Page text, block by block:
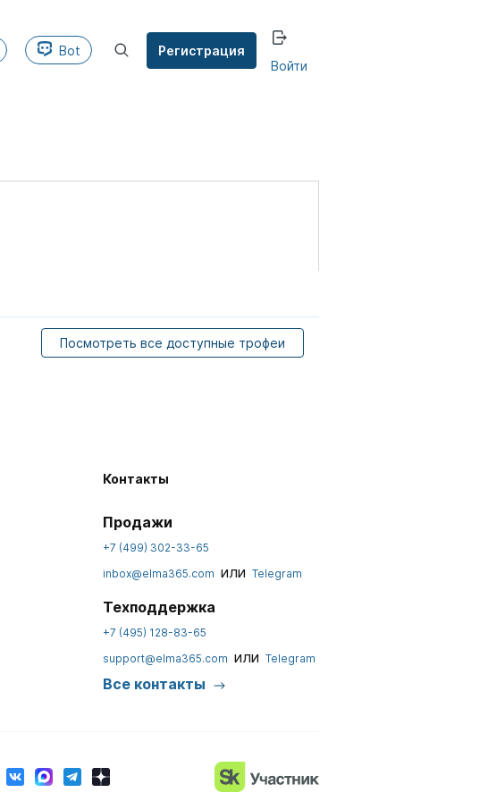
Bot
Регистрация
Войти
Посмотреть все доступные трофеи
Контакты
Продажи
+7 (499) 302-33-65
inbox@elma365.com или Telegram
Техподдержка
+7 (495) 128-83-65
support@elma365.com или Telegram
Все контакты